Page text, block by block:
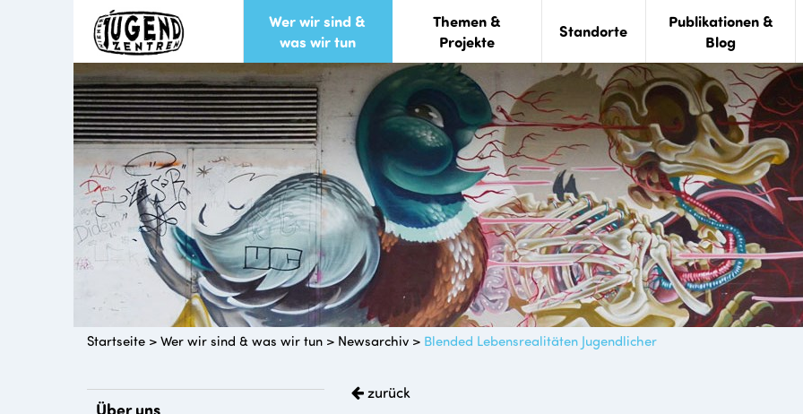
Wer wir sind &
was wir tun
Themen &
Projekte
Standorte
Publikationen &
Blog
Startseite > Wer wir sind & was wir tun > Newsarchiv > Blended Lebensrealitäten Jugendlicher
Über uns
zurück